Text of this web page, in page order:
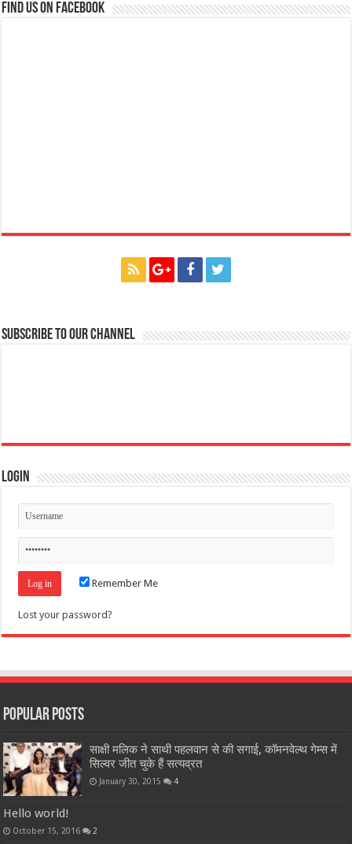
Find us on Facebook
Subscribe to our Channel
Login
Remember Me
Lost your password?
Popular Posts
साक्षी मलिक ने साथी पहलवान से की सगाई, कॉमनवेल्थ गेम्स में
सिल्वर जीत चुके हैं सत्यव्रत
January 30, 2015 4
Hello world!
October 15, 2016 2